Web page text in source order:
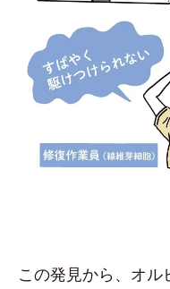
この発見から、オル